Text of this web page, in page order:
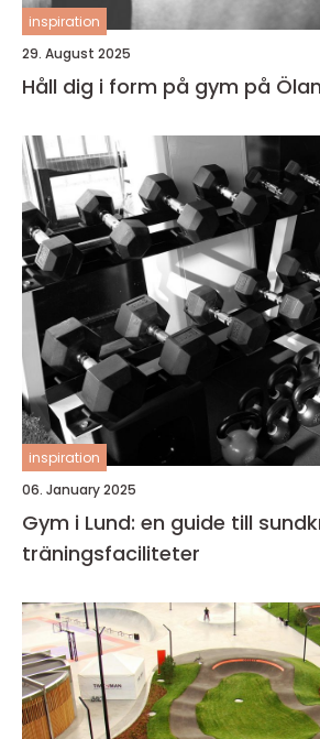
inspiration
29. August 2025
Håll dig i form på gym på
inspiration
06. January 2025
Gym i Lund: en guide till
träningsfaciliteter